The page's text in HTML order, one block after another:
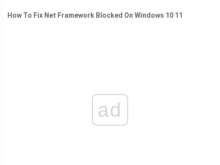
How To Fix Net Framework Blocked On Windows 10 11
ad